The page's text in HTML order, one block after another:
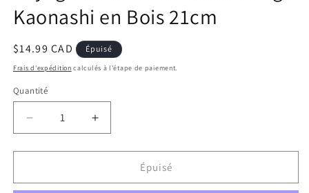
Kaonashi en Bois 21cm
Prix
habituel
$14.99 CAD Épuisé
Frais d'expédition calculés à l'étape de paiement.
Quantité
Réduire
la
quantité
Baguettes
Augmenter
la
quantité
Baguettes
Épuisé